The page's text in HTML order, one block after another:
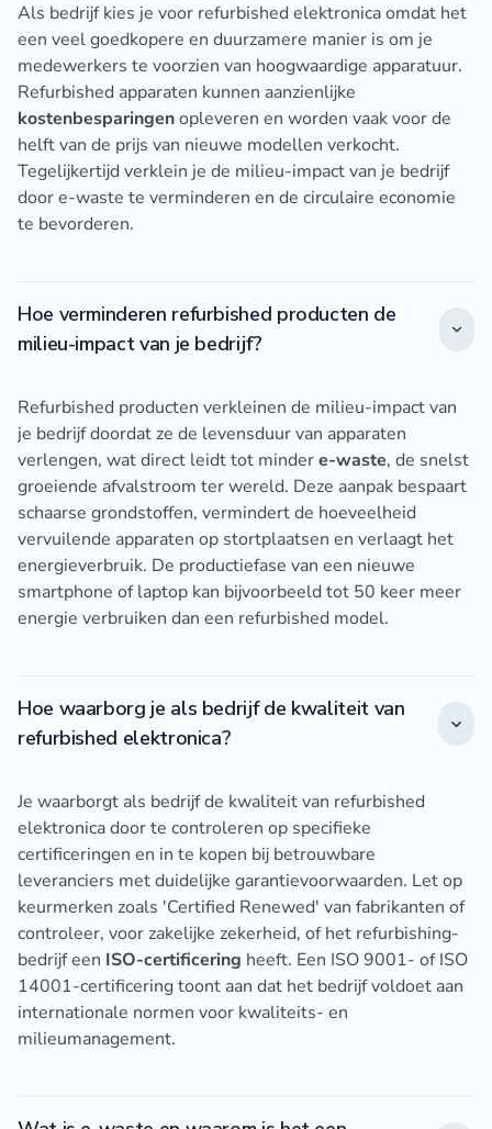
Als bedrijf kies je voor refurbished elektronica omdat het
een veel goedkopere en duurzamere manier is om je
medewerkers te voorzien van hoogwaardige apparatuur.
Refurbished apparaten kunnen aanzienlijke
kostenbesparingenopleveren en worden vaak voor de
helft van de prijs van nieuwe modellen verkocht.
Tegelijkertijd verklein je de milieu-impact van je bedrijf
door e-waste te verminderen en de circulaire economie
te bevorderen.
Hoe verminderen refurbished producten de
milieu-impact van je bedrijf?
Refurbished producten verkleinen de milieu-impact van
je bedrijf doordat ze de levensduur van apparaten
verlengen, wat direct leidt tot mindere-waste, de snelst
groeiende afvalstroom ter wereld. Deze aanpak bespaart
schaarse grondstoffen, vermindert de hoeveelheid
vervuilende apparaten op stortplaatsen en verlaagt het
energieverbruik. De productiefase van een nieuwe
smartphone of laptop kan bijvoorbeeld tot 50 keer meer
energie verbruiken dan een refurbished model.
Hoe waarborg je als bedrijf de kwaliteit van
refurbished elektronica?
Je waarborgt als bedrijf de kwaliteit van refurbished
elektronica door te controleren op specifieke
certificeringen en in te kopen bij betrouwbare
leveranciers met duidelijke garantievoorwaarden. Let op
keurmerken zoals 'Certified Renewed' van fabrikanten of
controleer, voor zakelijke zekerheid, of het refurbishing-
bedrijf een ISO-certificering heeft. Een ISO 9001- of ISO
14001-certificering toont aan dat het bedrijf voldoet aan
internationale normen voor kwaliteits- en
milieumanagement.